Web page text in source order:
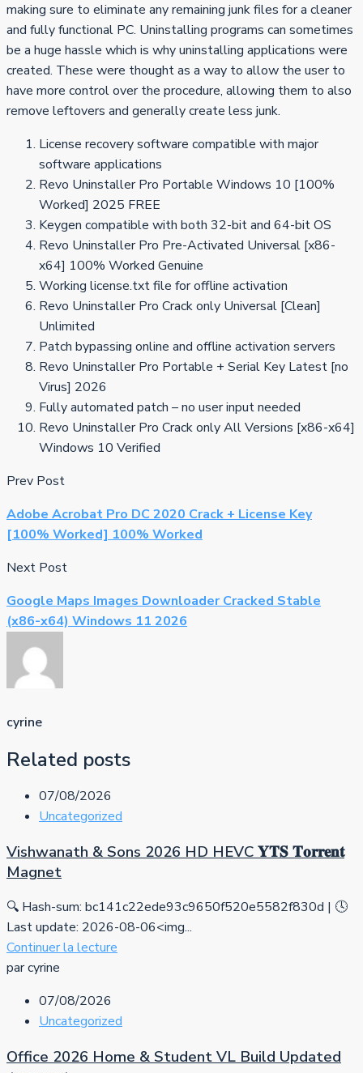
making sure to eliminate any remaining junk files for a cleaner
and fully functional PC. Uninstalling programs can sometimes
be a huge hassle which is why uninstalling applications were
created. These were thought as a way to allow the user to
have more control over the procedure, allowing them to also
remove leftovers and generally create less junk.
License recovery software compatible with major
software applications
Revo Uninstaller Pro Portable Windows 10 [100%
Worked] 2025 FREE
Keygen compatible with both 32-bit and 64-bit OS
Revo Uninstaller Pro Pre-Activated Universal [x86-
x64] 100% Worked Genuine
Working license.txt file for offline activation
Revo Uninstaller Pro Crack only Universal [Clean]
Unlimited
Patch bypassing online and offline activation servers
Revo Uninstaller Pro Portable + Serial Key Latest [no
Virus] 2026
Fully automated patch – no user input needed
Revo Uninstaller Pro Crack only All Versions [x86-x64]
Windows 10 Verified
Prev Post
Adobe Acrobat Pro DC 2020 Crack + License Key
[100% Worked] 100% Worked
Next Post
Google Maps Images Downloader Cracked Stable
(x86-x64) Windows 11 2026
cyrine
Related posts
07/08/2026
Uncategorized
Vishwanath & Sons 2026 HD HEVC 𝐘𝐓𝐒 𝐓𝐨𝐫𝐫𝐞𝐧𝐭
Magnet
🔍 Hash-sum: bc141c22ede93c9650f520e5582f830d | 🕓
Last update: 2026-08-06<img...
Continuer la lecture
par cyrine
07/08/2026
Uncategorized
Office 2026 Home & Student VL Build Updated